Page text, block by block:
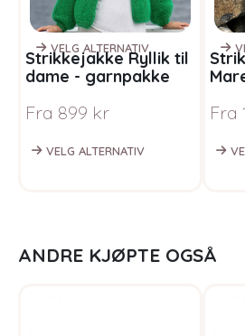
VELG ALTERNATIV
Strikkejakke Ryllik til
dame - garnpakke
Fra 899 kr
VELG ALTERNATIV
i
Fra
ANDRE KJØPTE OGSÅ